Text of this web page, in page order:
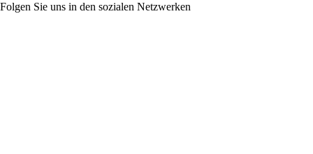
Folgen Sie uns in den sozialen Netzwerken